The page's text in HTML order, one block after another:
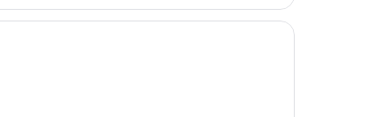
NT$4,779